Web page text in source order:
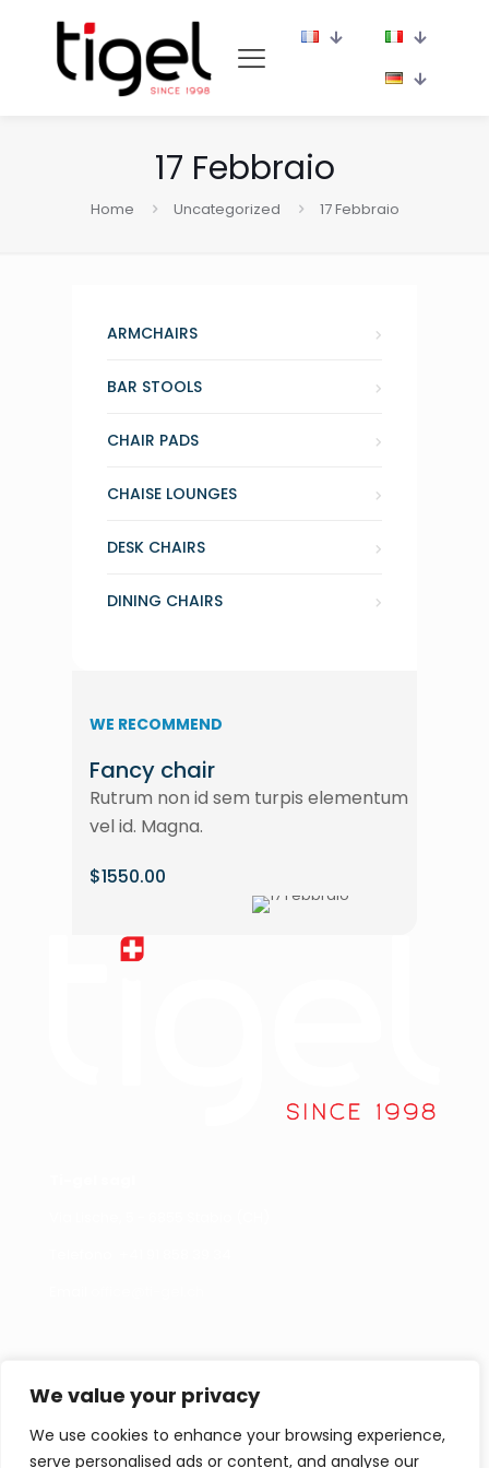
We value your privacy
We use cookies to enhance your browsing experience,
serve personalised ads or content, and analyse our
17 Febbraio
Home Uncategorized 17 Febbraio
ARMCHAIRS
BAR STOOLS
CHAIR PADS
CHAISE LOUNGES
DESK CHAIRS
DINING CHAIRS
WE RECOMMEND
Fancy chair
Rutrum non id sem turpis elementum
vel id. Magna.
$1550.00
Cookies policy
Privacy policy
segnalazioni o curiosità
non esitate a contattarci.